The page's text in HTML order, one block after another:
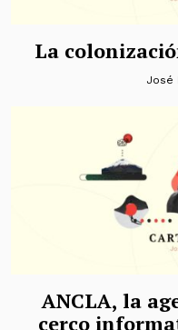
La
José
ANCLA, la
cerco